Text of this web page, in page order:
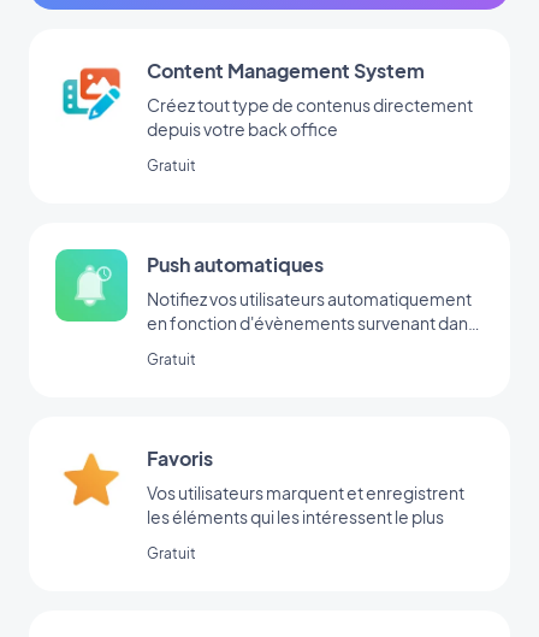
Content Management System
Créez tout type de contenus directement
depuis votre back office
Gratuit
Push automatiques
Notifiez vos utilisateurs automatiquement
en fonction d'évènements survenant dans
Gratuit
Favoris
Vos utilisateurs marquent et enregistrent
les éléments qui les intéressent le plus
Gratuit